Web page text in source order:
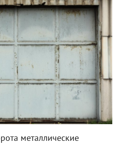
металлические